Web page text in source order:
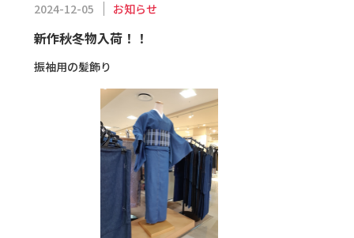
2024-12-05 お知らせ
新作秋冬物入荷！！
振袖用の髪飾り